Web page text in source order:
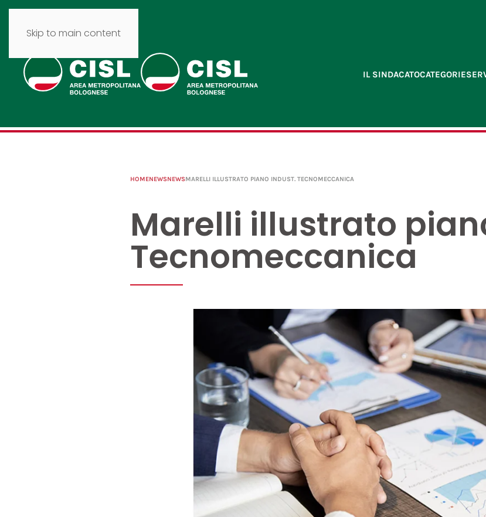
Skip to main content
IL SINDACATOCATEGORIE
HOMENEWSNEWSMARELLI ILLUSTRATO PIANO INDUST. TECNOMECCANICA
Marelli illustrato
Tecnomeccanica